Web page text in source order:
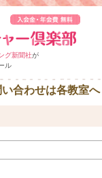
グ新聞社が
ル
い合わせは各教室へ